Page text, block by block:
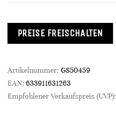
PREISE FREISCHALTEN
Artikelnummer: G850459
EAN: 633911631263
Empfohlener Verkaufspreis (UVP):